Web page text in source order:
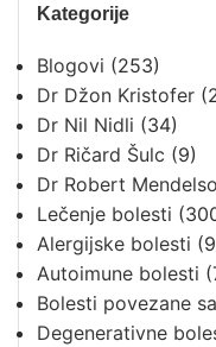
Kategorije
Blogovi (253)
Dr Džon Kristofer
Dr Nil Nidli (34)
Dr Ričard Šulc (9)
Dr Robert
Lečenje bolesti
Alergijske bolesti
Autoimune bolesti
Bolesti povezane
Degenerativne